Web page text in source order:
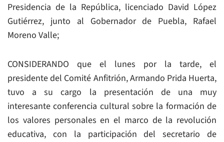
Presidencia de la República, licenciado David López
Gutiérrez, junto al Gobernador de Puebla, Rafael
Moreno Valle;
CONSIDERANDO que el lunes por la tarde, el
presidente del Comité Anfitrión, Armando Prida Huerta,
tuvo a su cargo la presentación de una muy
interesante conferencia cultural sobre la formación de
los valores personales en el marco de la revolución
educativa, con la participación del secretario de